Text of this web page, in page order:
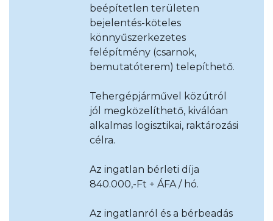
beépítetlen területen
bejelentés-köteles
könnyűszerkezetes
felépítmény (csarnok,
bemutatóterem) telepíthető.
Tehergépjárművel közútról
jól megközelíthető, kiválóan
alkalmas logisztikai, raktározási
célra.
Az ingatlan bérleti díja
840.000,-Ft + ÁFA / hó.
Az ingatlanról és a bérbeadás